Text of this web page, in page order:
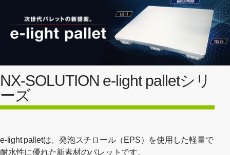
NX-SOLUTION e-light palletシリ
ーズ
e-light palletは、発泡スチロール（EPS）を使用した軽量で
耐水性に優れた新素材のパレットです。